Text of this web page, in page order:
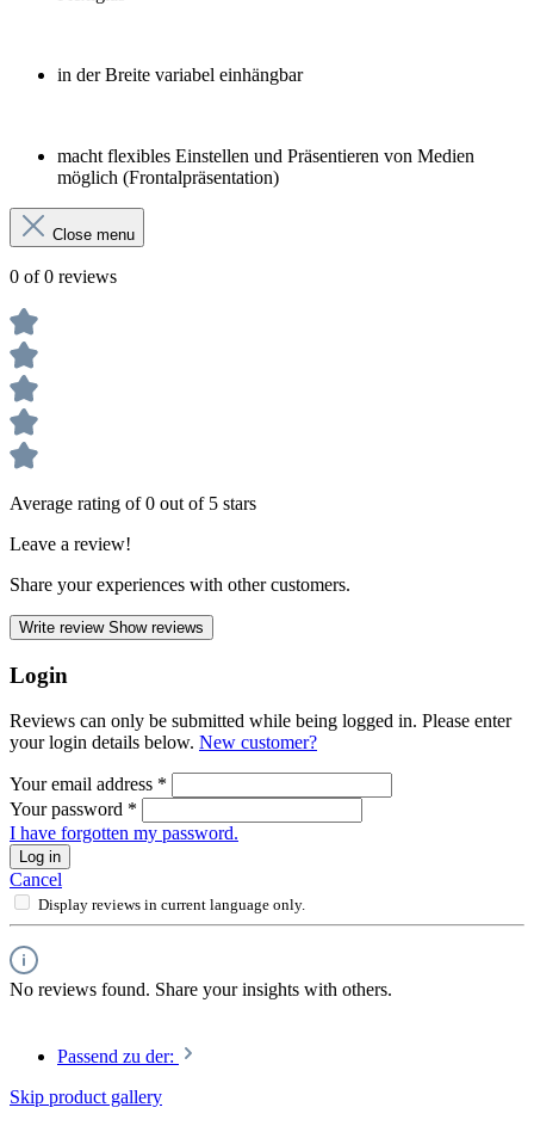
in der Breite variabel einhängbar
macht flexibles Einstellen und Präsentieren von Medien
möglich (Frontalpräsentation)
Close menu
0 of 0 reviews
Average rating of 0 out of 5 stars
Leave a review!
Share your experiences with other customers.
Write review Show reviews
Login
Reviews can only be submitted while being logged in. Please enter
your login details below. New customer?
Your email address *
Your password *
I have forgotten my password.
Log in
Cancel
Display reviews in current language only.
No reviews found. Share your insights with others.
Passend zu der:
Skip product gallery